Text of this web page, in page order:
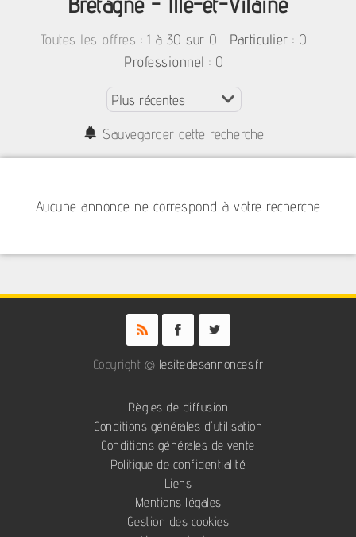
Toutes les offres : 1 à 30 sur 0 Particulier : 0
Professionnel : 0
Sauvegarder cette recherche
Aucune annonce ne correspond à votre recherche
Copyright © lesitedesannonces.fr
Règles de diffusion
Conditions générales d'utilisation
Conditions générales de vente
Politique de confidentialité
Liens
Mentions légales
Gestion des cookies